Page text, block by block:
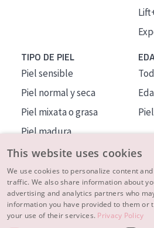
TIPO DE PIEL
Piel sensible
Piel normal y seca
Piel mixata o grasa
Piel madura
Piel expuesta al sol
Piel menopáusica
MÁS SOBRE NOSOTROS
INSPIRACIÓN
This website uses cookies
We use cookies to personalize content
traffic. We also share information about
advertising and analytics partners who
information you have provided to them or
your use of their services. Privacy Policy